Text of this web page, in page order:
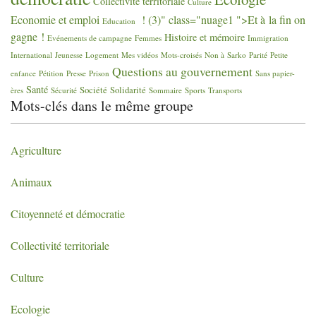
Economie et emploi Education
! (3)" class="nuage1 ">Et à la fin on
gagne ! Evénements de campagne Femmes Histoire et mémoire Immigration
International Jeunesse Logement Mes vidéos Mots-croisés Non à Sarko Parité Petite
enfance Pétition Presse Prison Questions au gouvernement Sans papier-
ères Santé Sécurité Société Solidarité Sommaire Sports Transports
Mots-clés dans le même groupe
Agriculture
Animaux
Citoyenneté et démocratie
Collectivité territoriale
Culture
Ecologie